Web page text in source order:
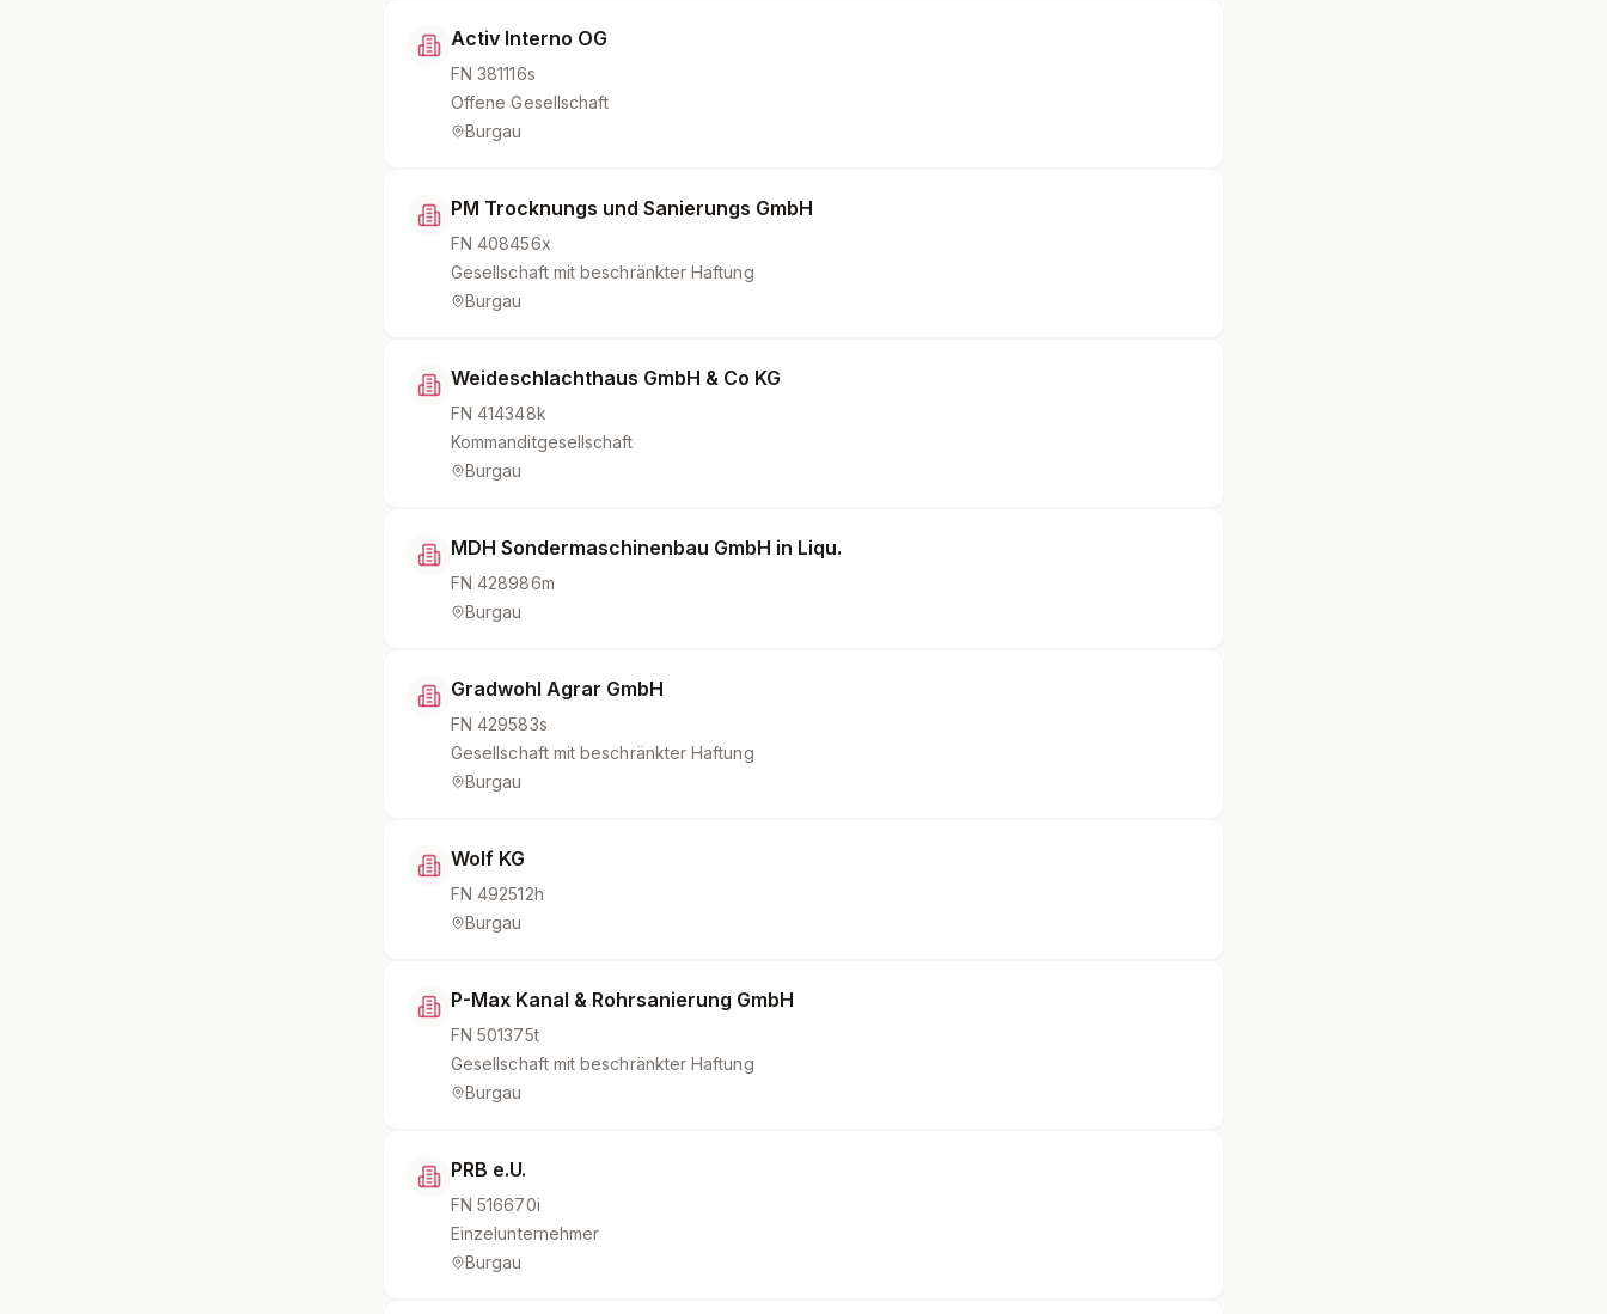
Activ Interno OG
FN381116s
Offene Gesellschaft
Burgau
PM Trocknungs und Sanierungs GmbH
FN408456x
Gesellschaft mit beschränkter Haftung
Burgau
Weideschlachthaus GmbH & Co KG
FN414348k
Kommanditgesellschaft
Burgau
MDH Sondermaschinenbau GmbH in Liqu.
FN428986m
Burgau
Gradwohl Agrar GmbH
FN429583s
Gesellschaft mit beschränkter Haftung
Burgau
Wolf KG
FN492512h
Burgau
P-Max Kanal & Rohrsanierung GmbH
FN501375t
Gesellschaft mit beschränkter Haftung
Burgau
PRB e.U.
FN516670i
Einzelunternehmer
Burgau